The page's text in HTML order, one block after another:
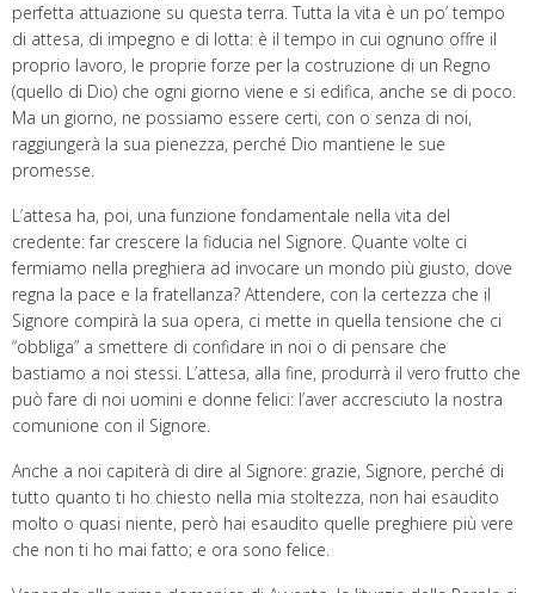
perfetta attuazione su questa terra. Tutta la vita è un po’ tempo
di attesa, di impegno e di lotta: è il tempo in cui ognuno offre il
proprio lavoro, le proprie forze per la costruzione di un Regno
(quello di Dio) che ogni giorno viene e si edifica, anche se di poco.
Ma un giorno, ne possiamo essere certi, con o senza di noi,
raggiungerà la sua pienezza, perché Dio mantiene le sue
promesse.
L’attesa ha, poi, una funzione fondamentale nella vita del
credente: far crescere la fiducia nel Signore. Quante volte ci
fermiamo nella preghiera ad invocare un mondo più giusto, dove
regna la pace e la fratellanza? Attendere, con la certezza che il
Signore compirà la sua opera, ci mette in quella tensione che ci
“obbliga” a smettere di confidare in noi o di pensare che
bastiamo a noi stessi. L’attesa, alla fine, produrrà il vero frutto che
può fare di noi uomini e donne felici: l’aver accresciuto la nostra
comunione con il Signore.
Anche a noi capiterà di dire al Signore: grazie, Signore, perché di
tutto quanto ti ho chiesto nella mia stoltezza, non hai esaudito
molto o quasi niente, però hai esaudito quelle preghiere più vere
che non ti ho mai fatto; e ora sono felice.